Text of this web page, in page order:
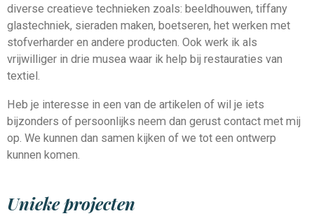
diverse creatieve technieken zoals: beeldhouwen, tiffany
glastechniek, sieraden maken, boetseren, het werken met
stofverharder en andere producten. Ook werk ik als
vrijwilliger in drie musea waar ik help bij restauraties van
textiel.
Heb je interesse in een van de artikelen of wil je iets
bijzonders of persoonlijks neem dan gerust contact met mij
op. We kunnen dan samen kijken of we tot een ontwerp
kunnen komen.
Unieke projecten